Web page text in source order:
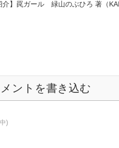
介】罠ガール 緑山のぶひろ 著（
ントを書き込む
)